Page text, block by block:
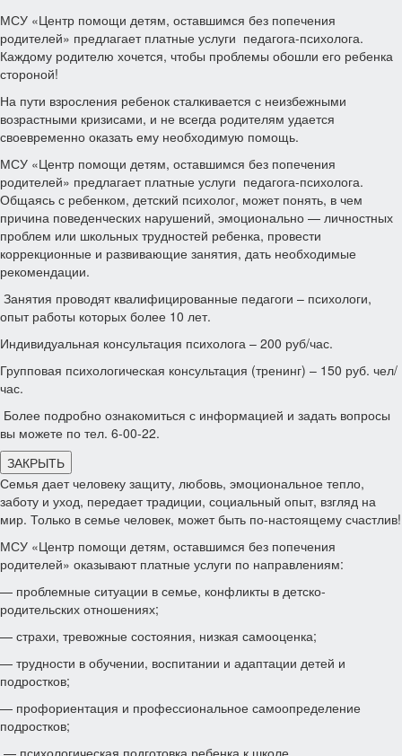
МСУ «Центр помощи детям, оставшимся без попечения
родителей» предлагает платные услуги педагога-психолога.
Каждому родителю хочется, чтобы проблемы обошли его ребенка
стороной!
На пути взросления ребенок сталкивается с неизбежными
возрастными кризисами, и не всегда родителям удается
своевременно оказать ему необходимую помощь.
МСУ «Центр помощи детям, оставшимся без попечения
родителей» предлагает платные услуги педагога-психолога.
Общаясь с ребенком, детский психолог, может понять, в чем
причина поведенческих нарушений, эмоционально — личностных
проблем или школьных трудностей ребенка, провести
коррекционные и развивающие занятия, дать необходимые
рекомендации.
Занятия проводят квалифицированные педагоги – психологи,
опыт работы которых более 10 лет.
Индивидуальная консультация психолога – 200 руб/час.
Групповая психологическая консультация (тренинг) – 150 руб. чел/
час.
Более подробно ознакомиться с информацией и задать вопросы
вы можете по тел. 6-00-22.
ЗАКРЫТЬ
Семья дает человеку защиту, любовь, эмоциональное тепло,
заботу и уход, передает традиции, социальный опыт, взгляд на
мир. Только в семье человек, может быть по-настоящему счастлив!
МСУ «Центр помощи детям, оставшимся без попечения
родителей» оказывают платные услуги по направлениям:
— проблемные ситуации в семье, конфликты в детско-
родительских отношениях;
— страхи, тревожные состояния, низкая самооценка;
— трудности в обучении, воспитании и адаптации детей и
подростков;
— профориентация и профессиональное самоопределение
подростков;